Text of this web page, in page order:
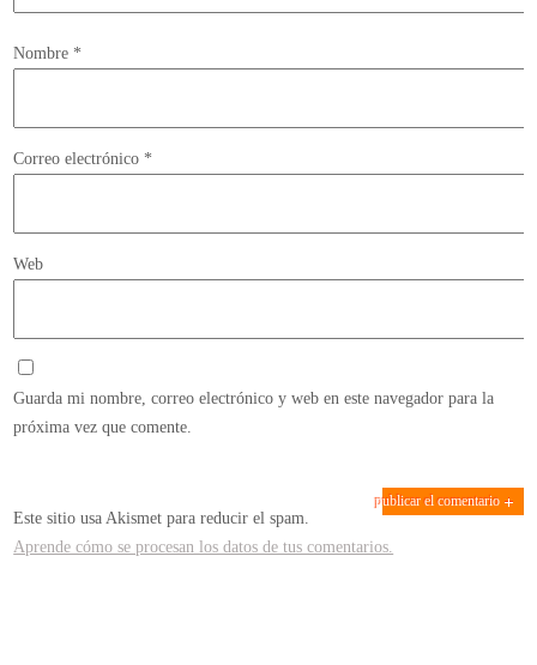
Nombre *
Correo electrónico *
Web
Guarda mi nombre, correo electrónico y web en este navegador para la
próxima vez que comente.
Este sitio usa Akismet para reducir el spam.
Aprende cómo se procesan los datos de tus comentarios.